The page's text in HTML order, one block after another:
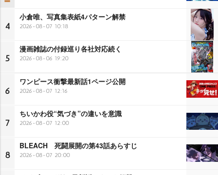
4
小倉唯、写真集表紙4パターン解禁
2026-08-07 10:18
5
漫画雑誌の付録巡り各社対応続く
2026-08-06 19:20
6
ワンピース衝撃最新話1ページ公開
2026-08-07 12:16
7
ちいかわ役“気づき”の違いを意識
2026-08-07 12:00
8
BLEACH 死闘展開の第43話あらすじ
2026-08-07 20:00